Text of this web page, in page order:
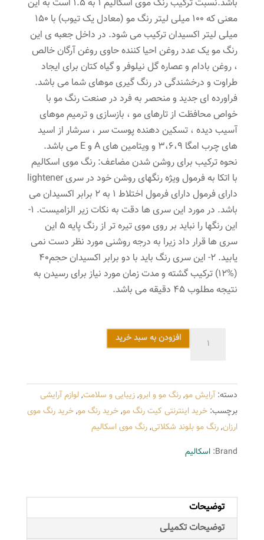
باشد.نسبت ترکیب رنگ موی اسکالیم 1 به 1.5 است به این
معنی که 100 میلی لیتر رنگ مو (معادل یک تیوب) با 150
میلی لیتر اکسیدان ترکیب می شود. در داخل جعبه ی این
رنگ مو یک عدد روغن احیا کننده حاوی روغن آرگان خالص
، روغن بادام و عصاره گل نیلوفر و گیاه کتان برای ایجاد
طراوت و درخشندگی در رنگ گیری موهای شما می باشد.
فراورده ای جدید و منحصر به فرد در صنعت رنگ مو با
خواص محافظت از تارهای مو ، بازسازی و ترمیم موهای
آسیب دیده ، تسکین دهنده پوست سر ، سرشار از اسید
های چرب امگا 3،6،9 و ویتامین های A و E می باشد.
نحوه ترکیب برای روشن شدن مضاعف: رنگ موی اسکالیم
با اتکا به فرمول ویژه رنگهای روشن خود در سری lightener
دارای فرمول دارای فرمول اختلاط 1 به 2 برابر اکسیدان می
باشد. در مورد این سری ها دقت به نکات زیر الزامیست. 1-
این رنگها را نباید بر روی موی تیره تر از رنگ پایه 5 این
سری ها قرار داد زیرا به درجه روشنی مورد نظر دست نمی
یابید. 2- این سری رنگ باید با دو برابر اکسیدان حجم40
(%12) ترکیب گشته و مدت زمان مورد نیاز برای رسیدن به
نتیجه مطلوب 45 دقیقه می باشد.
شماره
6.9
رنگ
بلوند
شکلاتی
افزودن به سبد خرید
دسته:آرایش مو,رنگ مو و ابرو,زیبایی و سلامت,لوازم آرایشی
برچسب: خرید اینترنتی کیت رنگ مو,خرید رنگ مو,خرید رنگ موی
ارزان,رنگ مو بلوند شکلاتی,رنگ موی اسکالیم
Brand: اسکالیم
توضیحات
توضیحات تکمیلی